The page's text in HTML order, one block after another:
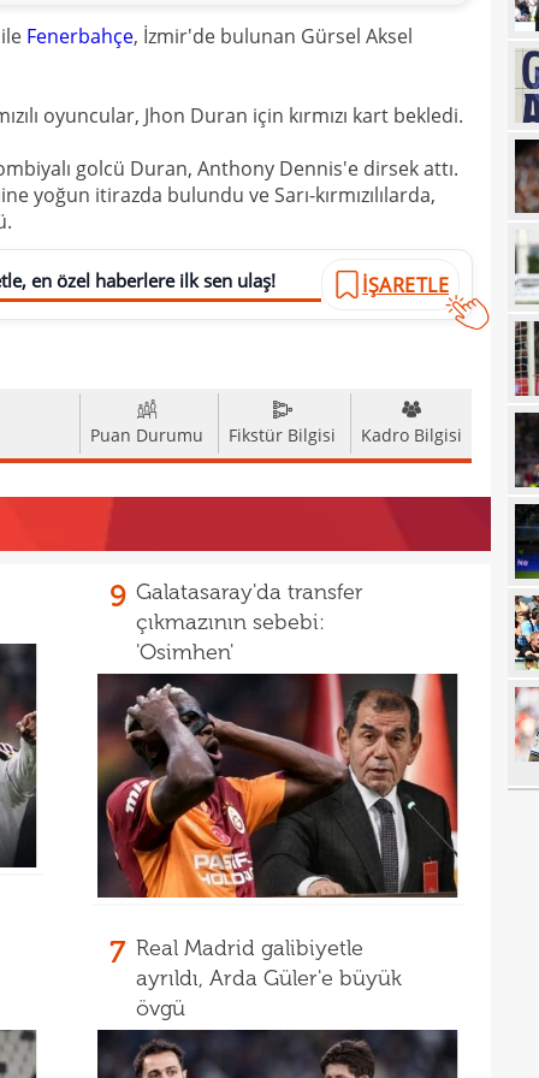
Fenerbahçe, İzmir'de bulunan Gürsel Aksel
oyuncular, Jhon Duran için kırmızı kart bekledi.
golcü Duran, Anthony Dennis'e dirsek attı.
yoğun itirazda bulundu ve Sarı-kırmızılılarda,
en özel haberlere ilk sen ulaş! İŞARETLE
Puan Durumu Fikstür Bilgisi Kadro Bilgisi
9 Galatasaray'da transfer
çıkmazının sebebi:
'Osimhen'
7 Real Madrid galibiyetle
ayrıldı, Arda Güler'e büyük
övgü